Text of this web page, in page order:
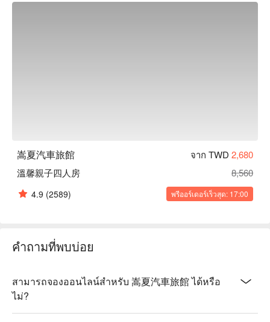
嵩夏汽車旅館 จาก TWD 2,680
溫馨親子四人房
8,560
4.9 (2589) พรีออร์เดอร์เร็วสุด: 17:00
คำถามที่พบบ่อย
สามารถจองออนไลน์สำหรับ 嵩夏汽車旅館 ได้หรือ
ไม่?